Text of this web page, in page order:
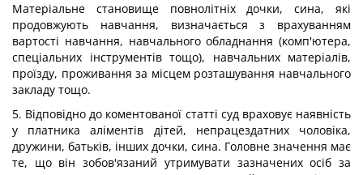
Матеріальне становище повнолітніх дочки, сина, які
продовжують навчання, визначається з врахуванням
вартості навчання, навчального обладнання (комп'ютера,
спеціальних інструментів тощо), навчальних матеріалів,
проїзду, проживання за місцем розташування навчального
закладу тощо.
5. Відповідно до коментованої статті суд враховує наявність
у платника аліментів дітей, непрацездатних чоловіка,
дружини, батьків, інших дочки, сина. Головне значення має
те, що він зобов'язаний утримувати зазначених осіб за